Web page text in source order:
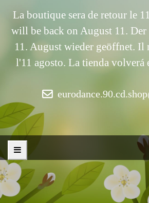
La boutique sera de retour le
will be back on August 11. Der
11. August wieder geöffnet. Il
l'11 agosto. La tienda volverá